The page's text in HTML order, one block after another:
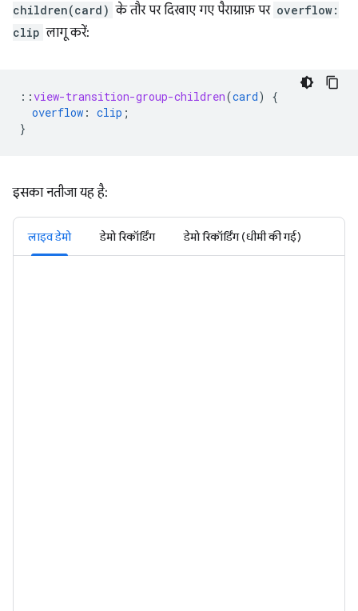
children(card) के तौर पर दिखाए गए पैराग्राफ़ पर overflow:
clip लागू करें:
::view-transition-group-children(card)
{
overflow : clip ;
}
इसका नतीजा यह है:
लाइव डेमो डेमो रिकॉर्डिंग डेमो रिकॉर्डिंग (धीमी की गई)